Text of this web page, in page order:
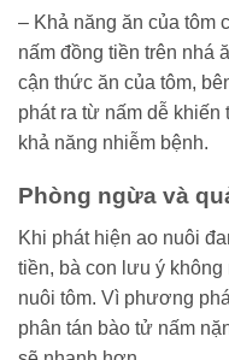
– Khả năng ăn của tôm
nấm đồng tiền trên nhá
cận thức ăn của tôm,
phát ra từ nấm dễ khiến
khả năng nhiễm bệnh.
Phòng ngừa và
Khi phát hiện ao nuôi
tiền, bà con lưu ý
nuôi tôm. Vì phương
phân tán bào tử nấm